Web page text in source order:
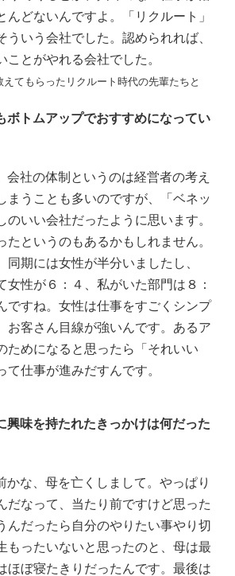
んどないんですよ。「リクルート」
ういう会社でした。認められれば、
ことがやれる会社でした。
てもらったリクルート時代の先輩たちと
ボトムアップでおすすめになってい
社の体制というのは経営者の考え
まうことも多いのですが、「ベネッ
のいい会社だったように思います。
たというのもあるかもしれません。
同期には女性が半分いましたし、
女性が６：４、私がいた部門は８：
ですね。女性は仕事をすごくシンプ
お客さん目線が強いんです。あるア
ためになると思ったら「それいい
て仕事が進みだすんです。
興味を持たれたきっかけは何だった
な、母を亡くしまして。やっぱり
だなって、当たり前ですけど思った
んだったら自分のやりたい事やり切
もったいないと思ったのと、母は最
ほぼ寝たきりだったんです。最後は